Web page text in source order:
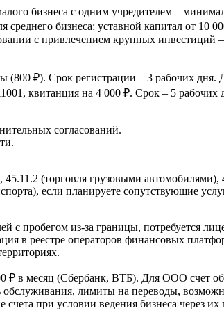
бизнеса с одним учредителем –
бизнеса: уставной капитал от 10
с привлечением крупных инвестиций
₽). Срок регистрации – 3 рабочих
квитанция на 4 000 ₽. Срок – 5
согласований.
(торговля грузовыми автомобилями),
если планируете сопутствующие
с пробегом из-за границы, потребуется
в реестре операторов финансовых
в месяц (Сбербанк, ВТБ). Для ООО счет
лимиты на переводы,
при условии ведения бизнеса через их